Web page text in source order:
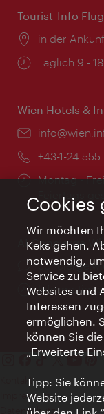
Tourist-Info
Ort:
in der
Täglich 9 -
Wien Hotels &
Email:
Telefon:
+43-1-24 555
Montag -
Feiertags
AI Concierge
Ort:
Kontakt
Impressum
Datenschutz
Cookies
Wir möchten
Keks gehen.
notwendig,
Service zu
Websites und
Interessen
ermöglichen.
können Sie
„Erweiterte
Tipp: Sie
Website